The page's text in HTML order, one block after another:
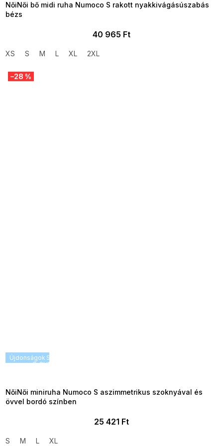
NőiNői bő midi ruha Numoco S rakott nyakkivágásúszabás
bézs
40 965 Ft
XS S M L XL 2XL
Újdonságok SUMMER SALE -35% ?
G_SUMMER35:35:HUF:P:f!2026-
–28 %
NőiNői miniruha Numoco S aszimmetrikus szoknyával és
övvel bordó színben
25 421 Ft
S M L XL